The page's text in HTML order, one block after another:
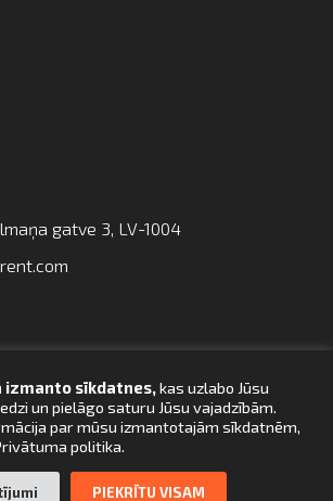
Latvija Igaunija
gatve 3, LV-1004
UZ SĀKUMU
izmanto sīkdatnes,kas uzlabo Jūsu
un pielāgo saturu Jūsu vajadzībām.
par mūsu izmantotajām sīkdatnēm,
politika.
PIEKRĪTU VISAM